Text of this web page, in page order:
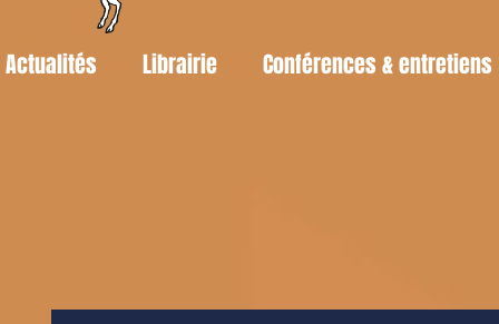
Actualités Librairie Conférences & entretiens